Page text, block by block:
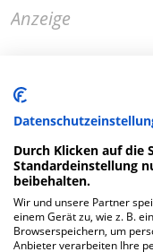
Anzeige
Fachabteilung
Durch Klicken auf die
Standardeinstellung
beibehalten.
Wir und unsere Partner
einem Gerät zu, wie z. B.
Browserspeichern, um
Anbieter verarbeiten Ihre